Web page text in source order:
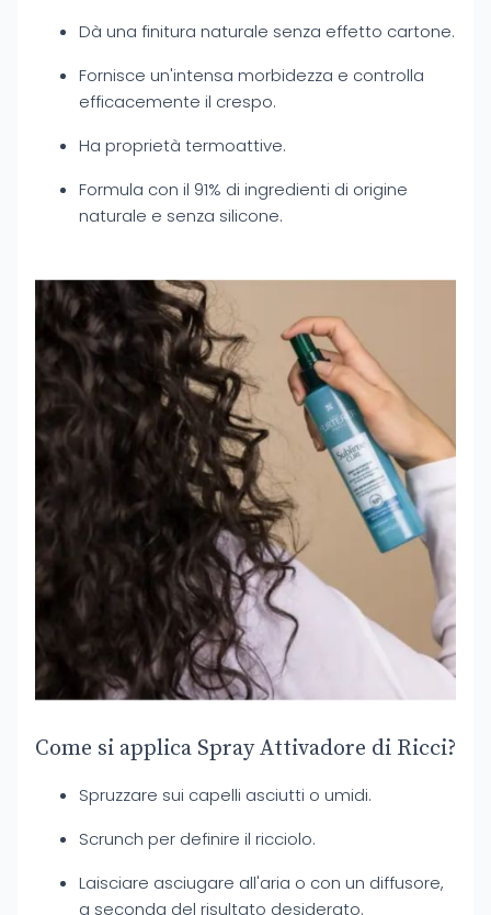
Dà una finitura naturale senza effetto cartone.
Fornisce un'intensa morbidezza e controlla
efficacemente il crespo.
Ha proprietà termoattive.
Formula con il 91% di ingredienti di origine
naturale e senza silicone.
Come si applica Spray Attivadore di Ricci?
Spruzzare sui capelli asciutti o umidi.
Scrunch per definire il ricciolo.
Laisciare asciugare all'aria o con un diffusore,
a seconda del risultato desiderato.